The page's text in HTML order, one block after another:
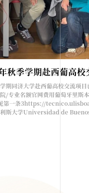
不仅有激情的
影也以其独特
，还以独特的
movies1.
观影报
西班牙语
斗牛，奔
的文化特
方式描绘
秋季学期赴西葡高校
期同济大学赴西葡高校交流项
/专业名额官网费用葡萄牙里
第一条3https://
利斯大学Universidad de